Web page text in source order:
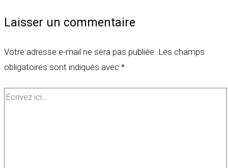
Laisser un commentaire
Votre adresse e-mail ne sera pas publiée. Les champs
obligatoires sont indiqués avec *
Écrivez